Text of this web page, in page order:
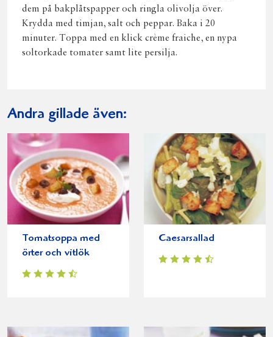
dem på bakplåtspapper och ringla olivolja över.
Krydda med timjan, salt och peppar. Baka i 20
minuter. Toppa med en klick crème fraiche, en nypa
soltorkade tomater samt lite persilja.
Andra gillade även:
Tomatsoppa med
örter och vitlök
Caesarsallad